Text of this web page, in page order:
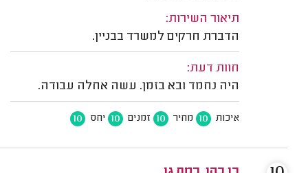
תיאור השירות:
הדברת חרקים למשרד בבניין.
חוות דעת:
היה נחמד ובא בזמן. עשה אחלה עבודה.
איכות 10 מחיר 10 זמנים 10 יחס 10